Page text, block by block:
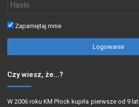
Zapamiętaj mnie
Logowanie
Czy wiesz, że…?
W 2006 roku KM Płock kupiła pierwsze od 9